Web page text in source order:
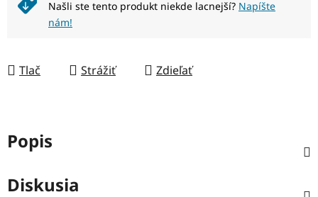
Našli ste tento produkt niekde lacnejší? Napíšte
nám!
Tlač Strážiť Zdieľať
Popis
Diskusia